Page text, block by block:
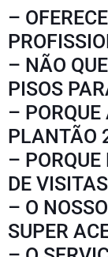
–
– NÃO
PISOS
–
PLANTÃO
–
DE
– O
SUPER